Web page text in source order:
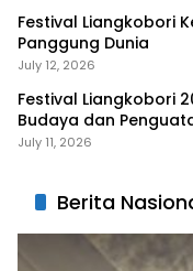
Festival Liangkobori
Panggung Dunia
July 12, 2026
Festival Liangkobori
Budaya dan
July 11, 2026
Berita